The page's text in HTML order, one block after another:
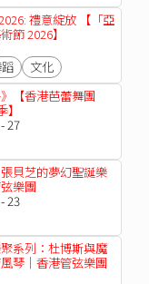
禮意綻放 【「亞
節 2026】
文化
》【香港芭蕾舞團
27
貝芝的夢幻聖誕樂
樂團
23
系列：杜博斯與魔
琴｜香港管弦樂團